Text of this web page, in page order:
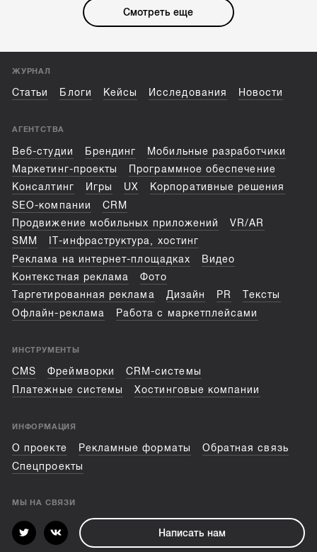
Смотреть еще
ЖУРНАЛ
Статьи Блоги Кейсы Исследования Новости
АГЕНТСТВА
Веб-студии Брендинг
Мобильные разработчики
Маркетинг-проекты
Программное обеспечение
Консалтинг
Игры UX
Корпоративные решения
SEO-компании
CRM
Продвижение мобильных приложений
VR/AR
SMM
IT-инфраструктура, хостинг
Реклама на интернет-площадках
Видео
Контекстная реклама
Фото
Таргетированная реклама
Дизайн PR
Тексты
Офлайн-реклама
Работа с маркетплейсами
ИНСТРУМЕНТЫ
CMS Фреймворки
CRM-системы
Платежные системы
Хостинговые компании
ИНФОРМАЦИЯ
О проекте Рекламные форматы
Обратная связь
Спецпроекты
МЫ НА СВЯЗИ
Написать нам